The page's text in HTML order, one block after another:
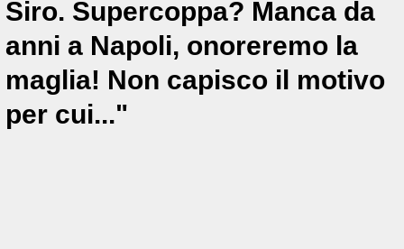
Siro. Supercoppa? Manca da
anni a Napoli, onoreremo la
maglia! Non capisco il motivo
per cui..."